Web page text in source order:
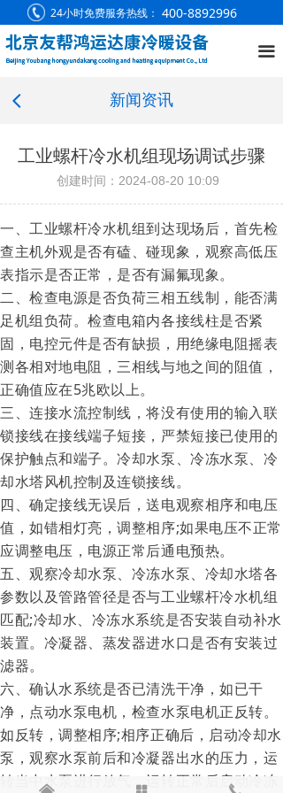
끀
24小时免费服务热线： 400-8892996
넳 新闻资讯
工业螺杆冷水机组现场调试步骤
创建时间： 2024-08-20 10:09
一、工业螺杆冷水机组到达现场后，首先检
查主机外观是否有磕、碰现象，观察高低压
表指示是否正常，是否有漏氟现象。
二、检查电源是否负荷三相五线制，能否满
足机组负荷。检查电箱内各接线柱是否紧
固，电控元件是否有缺损，用绝缘电阻摇表
测各相对地电阻，三相线与地之间的阻值，
正确值应在5兆欧以上。
三、连接水流控制线，将没有使用的输入联
锁接线在接线端子短接，严禁短接已使用的
保护触点和端子。冷却水泵、冷冻水泵、冷
却水塔风机控制及连锁接线。
四、确定接线无误后，送电观察相序和电压
值，如错相灯亮，调整相序;如果电压不正常
应调整电压，电源正常后通电预热。
五、观察冷却水泵、冷冻水泵、冷却水塔各
参数以及管路管径是否与工业螺杆冷水机组
匹配;冷却水、冷冻水系统是否安装自动补水
装置。冷凝器、蒸发器进水口是否有安装过
滤器。
六、确认水系统是否已清洗干净，如已干
净，点动水泵电机，检查水泵电机正反转。
如反转，调整相序;相序正确后，启动冷却水
泵，观察水泵前后和冷凝器出水的压力，运
转当中水泵进行放气，运转正常后启动冷冻